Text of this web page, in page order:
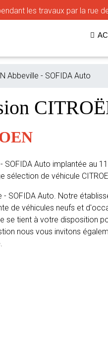
les travaux par la rue
Abbeville - SOFIDA Auto
SOFIDA Auto implantée au
sélection de véhicule
- SOFIDA Auto. Notre
de véhicules neufs et
se tient à votre disposition
nous vous invitons